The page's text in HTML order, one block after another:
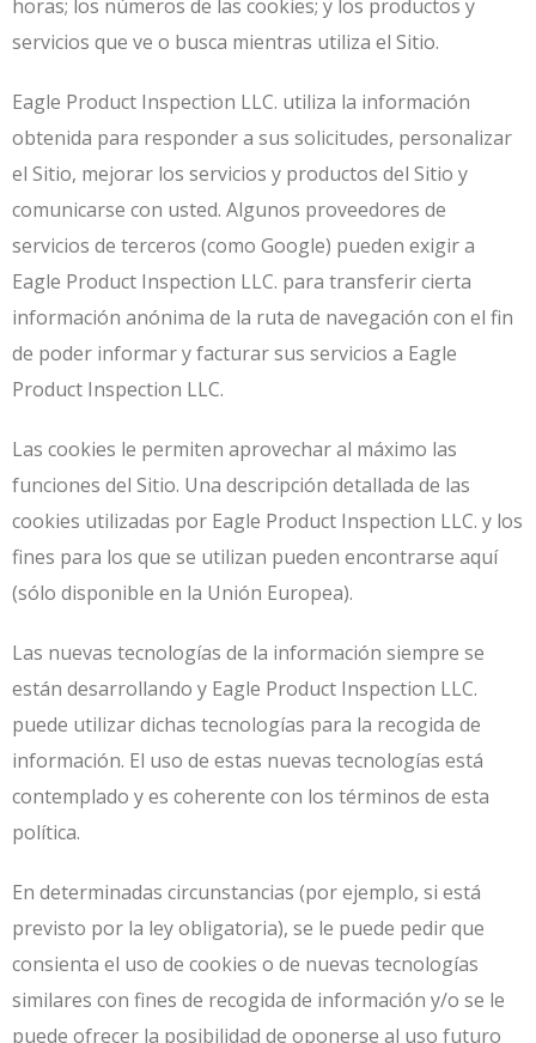
horas; los números de las cookies; y los productos y
servicios que ve o busca mientras utiliza el Sitio.
Eagle Product Inspection LLC. utiliza la información
obtenida para responder a sus solicitudes, personalizar
el Sitio, mejorar los servicios y productos del Sitio y
comunicarse con usted. Algunos proveedores de
servicios de terceros (como Google) pueden exigir a
Eagle Product Inspection LLC. para transferir cierta
información anónima de la ruta de navegación con el fin
de poder informar y facturar sus servicios a Eagle
Product Inspection LLC.
Las cookies le permiten aprovechar al máximo las
funciones del Sitio. Una descripción detallada de las
cookies utilizadas por Eagle Product Inspection LLC. y los
fines para los que se utilizan pueden encontrarse aquí
(sólo disponible en la Unión Europea).
Las nuevas tecnologías de la información siempre se
están desarrollando y Eagle Product Inspection LLC.
puede utilizar dichas tecnologías para la recogida de
información. El uso de estas nuevas tecnologías está
contemplado y es coherente con los términos de esta
política.
En determinadas circunstancias (por ejemplo, si está
previsto por la ley obligatoria), se le puede pedir que
consienta el uso de cookies o de nuevas tecnologías
similares con fines de recogida de información y/o se le
puede ofrecer la posibilidad de oponerse al uso futuro